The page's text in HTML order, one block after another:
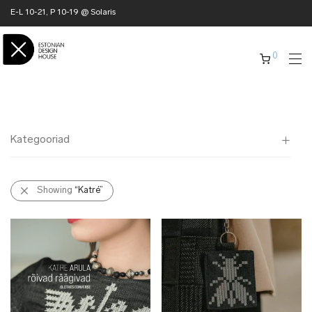
E-L 10-21, P 10-19 @ Solaris
0
Kategooriad
Kõik
✖ KODU
✖ RÕIVAD
✖ AKSESSUAARID
✖ KINGITUSED
✖ ONLY @ EDH
✖ MUU
Showing “Katré”